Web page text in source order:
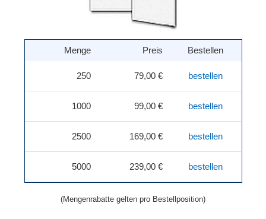
Menge Preis Bestellen
250 79,00 € bestellen
1000 99,00 € bestellen
2500 169,00 € bestellen
5000 239,00 € bestellen
(Mengenrabatte gelten pro Bestellposition)